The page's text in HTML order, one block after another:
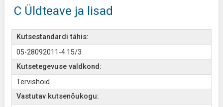
C Üldteave ja lisad
Kutsestandardi tähis:
05-28092011-4.15/3
Kutsetegevuse valdkond:
Tervishoid
Vastutav kutsenõukogu: